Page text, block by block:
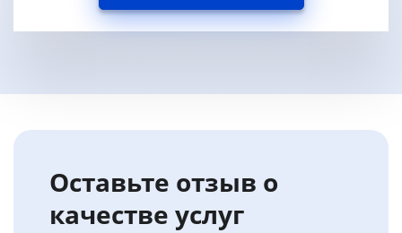
Оставьте отзыв о
качестве услуг